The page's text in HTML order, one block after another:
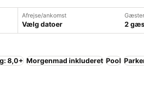
Afrejse/ankomst
Vælg datoer 2
8,0+ Morgenmad inkluderet Pool